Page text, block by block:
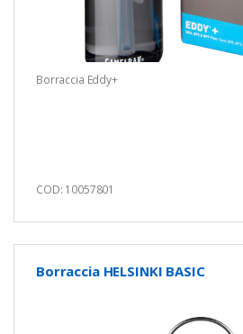
Borraccia Eddy+
COD: 10057801
Borraccia HELSINKI BASIC